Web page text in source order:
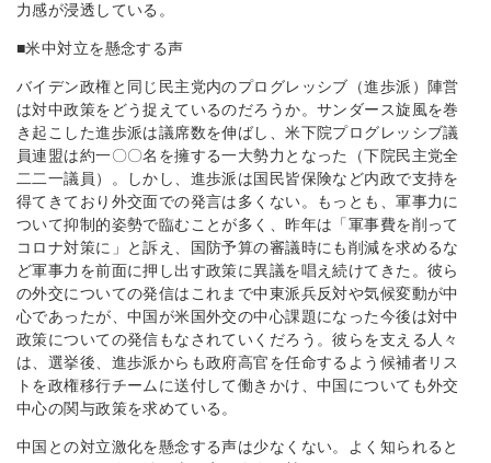
力感が浸透している。
■米中対立を懸念する声
バイデン政権と同じ民主党内のプログレッシブ（進歩派）陣営
は対中政策をどう捉えているのだろうか。サンダース旋風を巻
き起こした進歩派は議席数を伸ばし、米下院プログレッシブ議
員連盟は約一〇〇名を擁する一大勢力となった（下院民主党全
二二一議員）。しかし、進歩派は国民皆保険など内政で支持を
得てきており外交面での発言は多くない。もっとも、軍事力に
ついて抑制的姿勢で臨むことが多く、昨年は「軍事費を削って
コロナ対策に」と訴え、国防予算の審議時にも削減を求めるな
ど軍事力を前面に押し出す政策に異議を唱え続けてきた。彼ら
の外交についての発信はこれまで中東派兵反対や気候変動が中
心であったが、中国が米国外交の中心課題になった今後は対中
政策についての発信もなされていくだろう。彼らを支える人々
は、選挙後、進歩派からも政府高官を任命するよう候補者リス
トを政権移行チームに送付して働きかけ、中国についても外交
中心の関与政策を求めている。
中国との対立激化を懸念する声は少なくない。よく知られると